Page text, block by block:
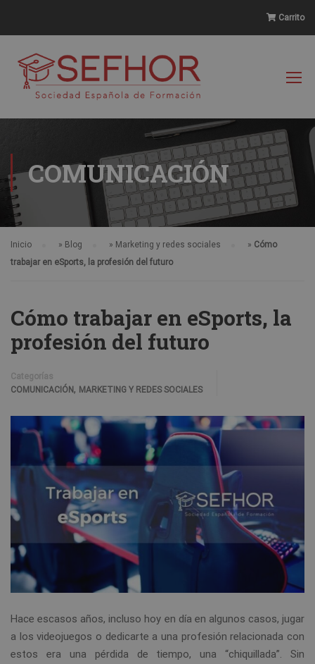
Carrito
COMUNICACIÓN
Inicio » Blog » Marketing y redes sociales » Cómo
trabajar en eSports, la profesión del futuro
Cómo trabajar en eSports, la
profesión del futuro
Categorías
COMUNICACIÓN, MARKETING Y REDES SOCIALES
Hace escasos años, incluso hoy en día en algunos casos, jugar
a los videojuegos o dedicarte a una profesión relacionada con
estos era una pérdida de tiempo, una “chiquillada”. Sin